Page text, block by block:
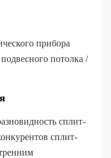
прибора
потолка /
сплит-
сплит-